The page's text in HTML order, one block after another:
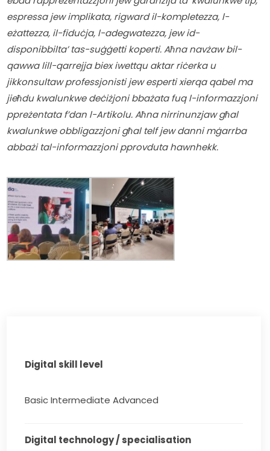
espressa jew implikata, rigward il-kompletezza, l-
eżattezza, il-fiduċja, l-adegwatezza, jew id-
disponibbilta’ tas-suġġetti koperti. Aħna navżaw bil-
qawwa lill-qarrejja biex iwettqu aktar riċerka u
jikkonsultaw professjonisti jew esperti xierqa qabel ma
jieħdu kwalunkwe deċiżjoni bbażata fuq l-informazzjoni
ppreżentata f’dan l-Artikolu. Aħna nirrinunzjaw għal
kwalunkwe obbligazzjoni għal telf jew danni mġarrba
abbażi tal-informazzjoni pprovduta hawnhekk.
Digital skill level
Basic Intermediate Advanced
Digital technology / specialisation